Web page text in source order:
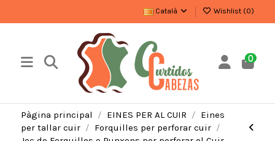
Català Wishlist (0)
0
Pàgina principal EINES PER AL CUIR
Eines
per tallar cuir
Forquilles per perforar cuir